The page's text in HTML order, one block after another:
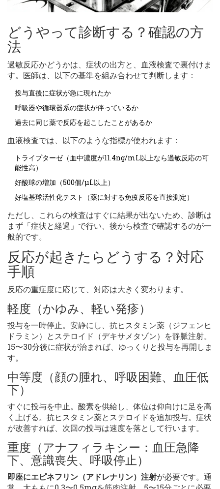
どうやって診断する？確認の方
法
過敏反応かどうかは、症状の出方と、血液検査で裏付けま
す。医師は、以下の基準を組み合わせて判断します：
投与直後に症状が急に現れたか
呼吸器や循環器系の症状が伴っているか
過去に同じ薬で反応を起こしたことがあるか
血液検査では、以下のような指標が使われます：
トライプターゼ（血中濃度が11.4ng/mL以上なら過敏反応の可
能性高）
好酸球の増加（500個/μL以上）
好塩基球活性化テスト（薬に対する免疫反応を直接測定）
ただし、これらの検査はすぐに結果が出ないため、診断は
まず「症状と経過」で行い、後から検査で確認するのが一
般的です。
反応が起きたらどうする？対応
手順
反応の重症度に応じて、対応は大きく変わります。
軽度（かゆみ、軽い発疹）
投与を一時停止。安静にし、抗ヒスタミン薬（ジフェンヒ
ドラミン）とステロイド（デキサメタゾン）を静脈注射。
15〜30分後に症状が治まれば、ゆっくりと投与を再開しま
す。
中等度（顔の腫れ、呼吸困難、血圧低
下）
すぐに投与を中止。酸素を供給し、体位は仰向けに足を高
く上げる。抗ヒスタミン薬とステロイドを追加投与。症状
が改善すれば、次回の投与は速度を落として行います。
重度（アナフィラキシー：血圧急降
下、意識喪失、呼吸停止）
即座にエピネフリン（アドレナリン）注射が必要です。通